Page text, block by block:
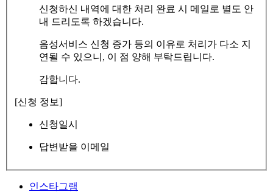
신청하신 내역에 대한 처리 완료 시 메일로 별도 안
내 드리도록 하겠습니다.
음성서비스 신청 증가 등의 이유로 처리가 다소 지
연될 수 있으니, 이 점 양해 부탁드립니다.
감합니다.
[신청 정보]
신청일시
답변받을 이메일
인스타그램